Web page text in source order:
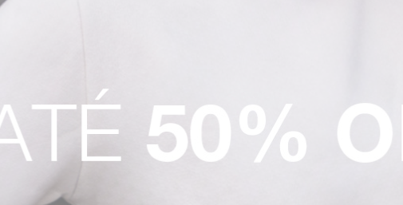
e camiseta básica
e botas
couro e all star
social e sapatênis